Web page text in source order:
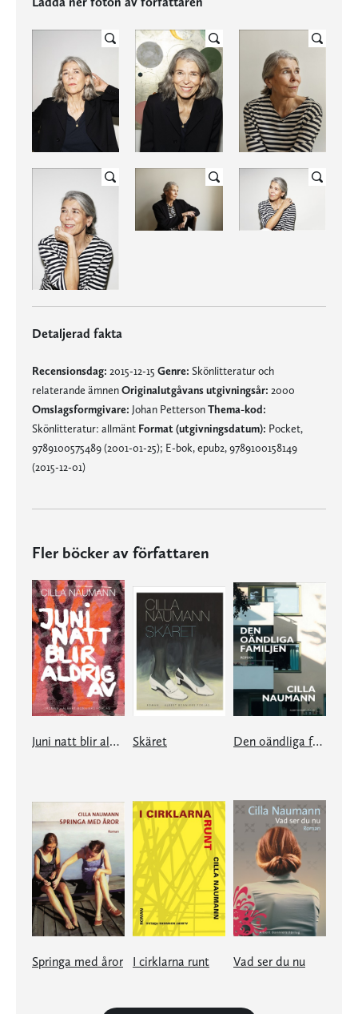
Detaljerad fakta
Recensionsdag: 2015-12-15 Genre: Skönlitteratur och
relaterande ämnenOriginalutgåvans utgivningsår: 2000
Omslagsformgivare: Johan PettersonThema-kod:
Skönlitteratur: allmänt Format (utgivningsdatum): Pocket,
9789100575489 (2001-01-25); E-bok, epub2, 9789100158149
(2015-12-01)
Fler böcker av författaren
Juni natt blir aldrig av Skäret Den oändliga familjen
Springa med åror I cirklarna runt Vad ser du nu